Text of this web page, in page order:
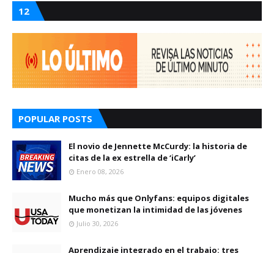
12
POPULAR POSTS
El novio de Jennette McCurdy: la historia de
citas de la ex estrella de ‘iCarly’
Enero 08, 2026
Mucho más que Onlyfans: equipos digitales
que monetizan la intimidad de las jóvenes
Julio 30, 2026
Aprendizaje integrado en el trabajo: tres